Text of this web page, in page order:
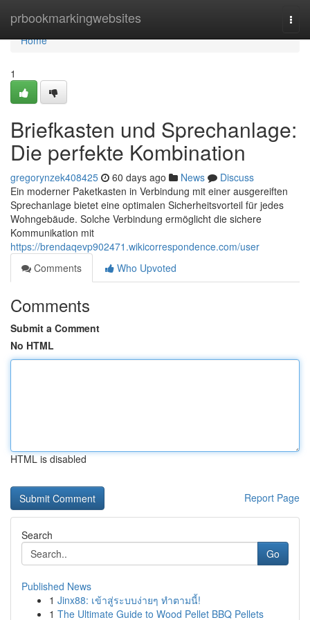
prbookmarkingwebsites
Home
Home
1
Briefkasten und Sprechanlage:
Die perfekte Kombination
gregorynzek408425 60 days ago News
Discuss
Ein moderner Paketkasten in Verbindung mit einer ausgereiften
Sprechanlage bietet eine optimalen Sicherheitsvorteil für jedes
Wohngebäude. Solche Verbindung ermöglicht die sichere
Kommunikation mit
https://brendaqevp902471.wikicorrespondence.com/user
Comments
Who Upvoted
Comments
Submit a Comment
No HTML
HTML is disabled
Report Page
Search
Go
Published News
1 Jinx88: เข้าสู่ระบบง่ายๆ ทำตามนี้!
1 The Ultimate Guide to Wood Pellet BBQ Pellets